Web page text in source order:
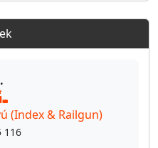
(Index & Railgun)
116